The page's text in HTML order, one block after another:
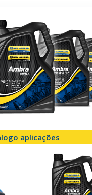
aplicações